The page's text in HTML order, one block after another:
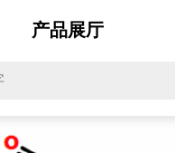
产品展厅